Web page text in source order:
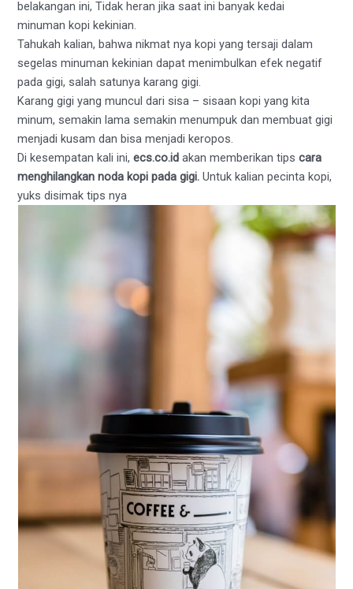
belakangan ini, Tidak heran jika saat ini banyak kedai
minuman kopi kekinian.
Tahukah kalian, bahwa nikmat nya kopi yang tersaji dalam
segelas minuman kekinian dapat menimbulkan efek negatif
pada gigi, salah satunya karang gigi.
Karang gigi yang muncul dari sisa – sisaan kopi yang kita
minum, semakin lama semakin menumpuk dan membuat gigi
menjadi kusam dan bisa menjadi keropos.
Di kesempatan kali ini,ecs.co.id akan memberikan tipscara
menghilangkan noda kopi pada gigi. Untuk kalian pecinta kopi,
yuks disimak tips nya